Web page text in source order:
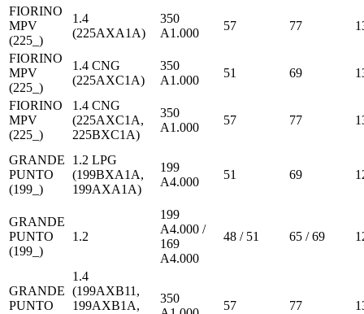
FIORINO
MPV
(225_)
1.4
(225AXA1A)
350
A1.000
57 77
FIORINO
MPV
(225_)
1.4 CNG
(225AXC1A)
350
A1.000
51 69
FIORINO
MPV
(225_)
1.4 CNG
(225AXC1A,
225BXC1A)
350
A1.000
57 77
GRANDE
PUNTO
(199_)
1.2 LPG
(199BXA1A,
199AXA1A)
199
A4.000
51 69
GRANDE
PUNTO
(199_)
1.2
199
A4.000 /
169
A4.000
48 / 51 65 / 69
GRANDE
PUNTO
1.4
(199AXB11,
199AXB1A,
350
57 77